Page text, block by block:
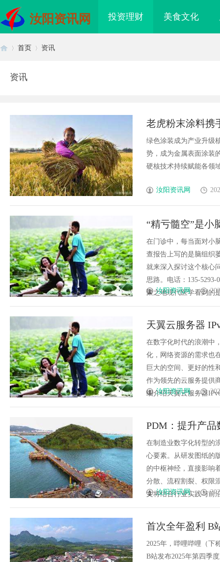
汝阳资讯网 投资理财 美食文化
首页 资讯
资讯
老虎粉末涂料携
美学
绿色涂装成为产业升级
势，成为金属表面涂装
硬核技术持续赋能各领
汝阳资讯网
“精亏髓空”是小
在门诊中，每当面对小
查报告上写的是脑组织
就来深入探讨这个核心
思路。电话：135-5293-
聚之地现代医学看到的
汝阳资讯网
天翼云服务器
在数字化时代的浪潮中
化，网络资源的需求也
巨大的空间、更好的性
作为领先的云服务提供
细介绍天翼云服务器
汝阳资讯网
PDM：提升产
在制造业数字化转型的
心要素。从研发图纸的
的中枢神经，直接影响
分散、流程割裂、权限
文将结合行业实践与前
汝阳资讯网
首次全年盈利 B
2025年，哔哩哔哩（下
B站发布2025年第四季
星载存储方案选购指 武汉配眼镜 上海配眼镜